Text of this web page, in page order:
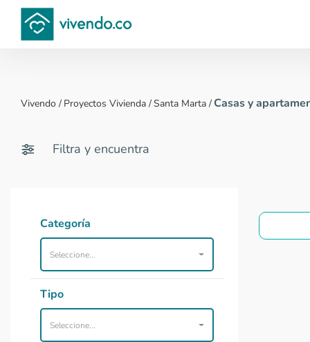
Vivendo / Proyectos Vivienda /Santa Marta / Casas y
Filtra y encuentra
Categoría
Seleccione...
Tipo
Seleccione...